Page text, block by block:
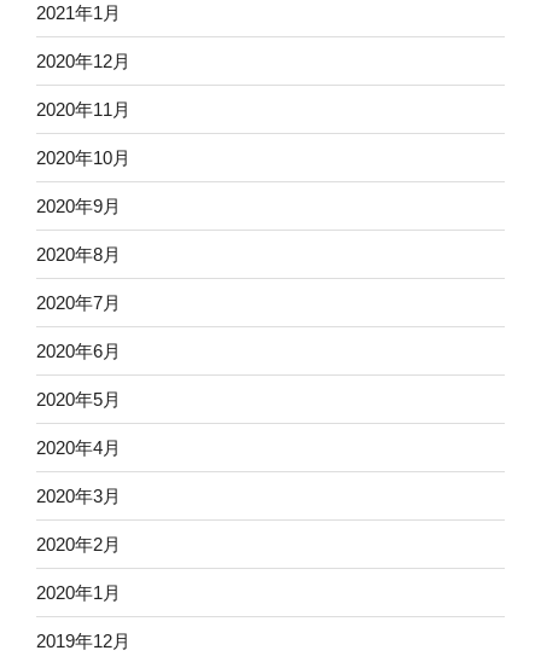
2021年1月
2020年12月
2020年11月
2020年10月
2020年9月
2020年8月
2020年7月
2020年6月
2020年5月
2020年4月
2020年3月
2020年2月
2020年1月
2019年12月